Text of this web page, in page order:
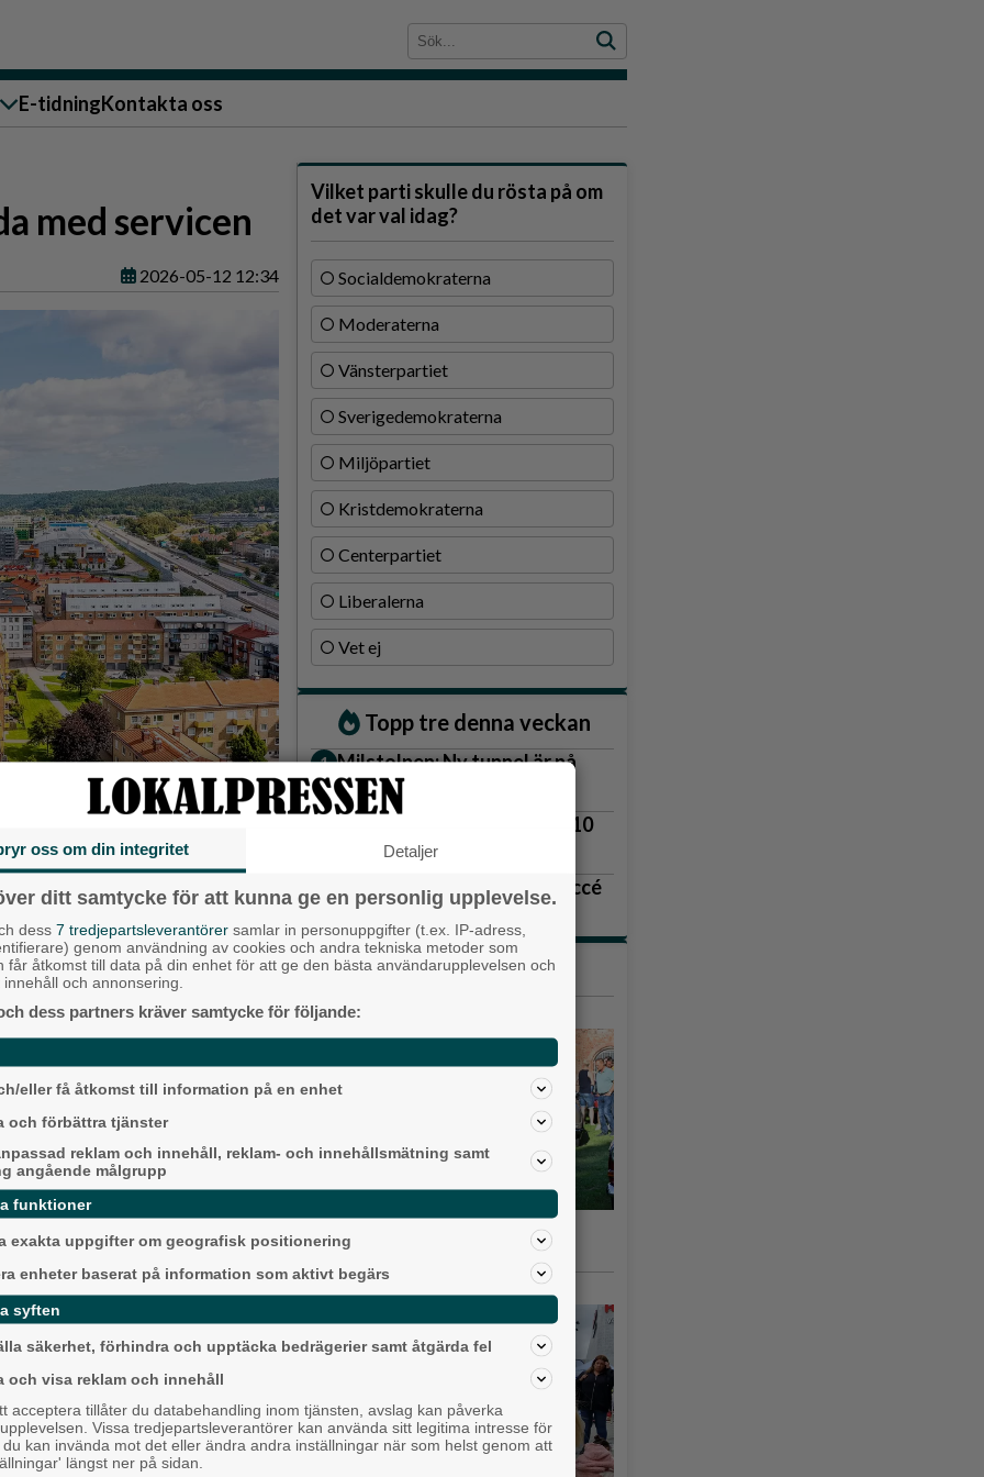
E-tidningKontakta oss
med servicen
2026-05-12 12:34
i årets NKI – Nöjd Kund Index.
när det
från Sveriges Kommuner
på ett Nöjd Kund Index
snitt.
en stabil nivå över tid, även om
tillgänglighet uppskattas av
starkt. Lerums kommun placerar
en bit bakom på 73.
av mätningar är varje enhet ett
i praktiken.
(68) och i hela landet
företagsvänliga i området.
runt 65–70 i slutet av 2010-
sig i toppskiktet.
om en tillfällig topp, utan om ett
säger representanter från
Vilket parti skulle du rösta på om
det var val idag?
Socialdemokraterna
Moderaterna
Vänsterpartiet
Sverigedemokraterna
Miljöpartiet
Kristdemokraterna
Centerpartiet
Liberalerna
Vet ej
Topp tre denna veckan
Milstolpen: Ny tunnel är på
plats under järnvägen
Detta händer i Alingsås 3–10
augusti
Gatuköksklassiker blev succé
– nu växlar Ånga upp
Senaste artiklarna
Alingsås
Detta händer i Alingsås 3–10
augusti
Backa/Kärra
oss om din integritet Detaljer
ditt samtycke för att kunna ge en personlig upplevelse.
dess 7 tredjepartsleverantörer samlar in personuppgifter (t.ex. IP-adress,
genom användning av cookies och andra tekniska metoder som
får åtkomst till data på din enhet för att ge den bästa användarupplevelsen och
och annonsering.
dess partners kräver samtycke för följande:
eller få åtkomst till information på en enhet
och förbättra tjänster
reklam och innehåll, reklam- och innehållsmätning samt
angående målgrupp
funktioner
exakta uppgifter om geografisk positionering
enheter baserat på information som aktivt begärs
syften
säkerhet, förhindra och upptäcka bedrägerier samt åtgärda fel
och visa reklam och innehåll
acceptera tillåter du databehandling inom tjänsten, avslag kan påverka
Vissa tredjepartsleverantörer kan använda sitt legitima intresse för
kan invända mot det eller ändra andra inställningar när som helst genom att
längst ner på sidan.